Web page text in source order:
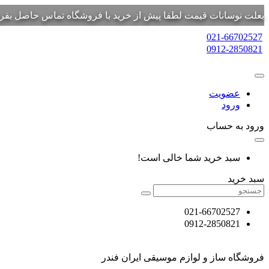
بعلت نوسانات قیمت لطفا پیش از خرید با فروشگاه تماس حاصل
021-66702527
0912-2850821
عضویت
ورود
ورود به حساب
سبد خرید شما خالی است!
سبد خرید
021-66702527
0912-2850821
فروشگاه ساز و لوازم موسیقی ایران فندر